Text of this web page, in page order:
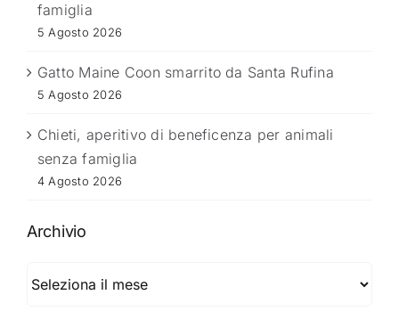
famiglia
5 Agosto 2026
Gatto Maine Coon smarrito da Santa Rufina
5 Agosto 2026
Chieti, aperitivo di beneficenza per animali
senza famiglia
4 Agosto 2026
Archivio